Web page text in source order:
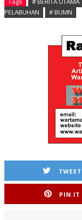
PELABUHAN
# BUMN
TWEET
PIN IT